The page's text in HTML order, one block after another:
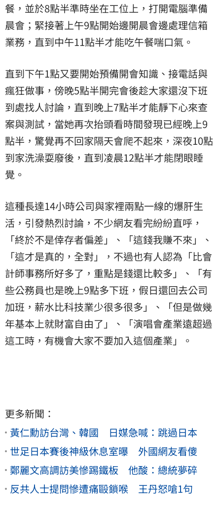
餐，並於8點半準時坐在工位上，打開電腦準備
晨會；緊接著上午9點開始邊開晨會邊處理信箱
業務，直到中午11點半才能吃午餐喘口氣。
直到下午1點又要開始預備開會知識、接電話與
瘋狂做事，傍晚5點半開完會後趁大家還沒下班
到處找人討論，直到晚上7點半才能靜下心來查
案與測試，當她再次抬頭看時間發現已經晚上9
點半，驚覺再不回家隔天會爬不起來，深夜10點
到家洗澡耍廢後，直到凌晨12點半才能閉眼睡
覺。
這種長達14小時公司與家裡兩點一線的爆肝生
活，引發熱烈討論，不少網友看完紛紛直呼，
「終於不是倖存者偏差」、「這錢我賺不來」、
「這才是真的，全對」，不過也有人認為「比會
計師事務所好多了，重點是錢還比較多」、「有
些公務員也是晚上9點多下班，假日還回去公司
加班，薪水比科技業少很多很多」、「但是做幾
年基本上就財富自由了」、「演唱會產業遠超過
這工時，有機會大家不要加入這個產業」。
更多新聞：
黃仁勳訪台灣、韓國 日媒急喊：跳過日本
世足日本賽後神級休息室曝 外國網友看傻
鄭麗文高調訪美慘踢鐵板 他酸：總統夢碎
反共人士提問慘遭痛毆鎖喉 王丹怒嗆1句